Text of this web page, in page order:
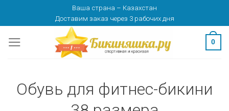
content
Ваша страна – Казахстан
Доставим заказ через 3 рабочих дня
0
Обувь для фитнес-бикини